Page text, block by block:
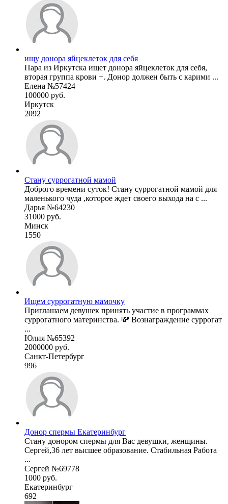
ищу донора яйцеклеток для себя
Пара из Иркутска ищет донора яйцеклеток для себя,
вторая группа крови +. Донор должен быть с карими ...
Елена №57424
100000 руб.
Иркутск
2092
Стану суррогатной мамой
Доброго времени суток! Стану суррогатной мамой для
маленького чуда ,которое ждет своего выхода на с ...
Дарья №64230
31000 руб.
Минск
1550
Ищем суррогатную мамочку
Приглашаем девушек принять участие в программах
суррогатного материнства. 💸 Вознаграждение суррогат
...
Юлия №65392
2000000 руб.
Санкт-Петербург
996
Донор спермы Екатеринбург
Стану донором спермы для Вас девушки, женщины.
Сергей,36 лет высшее образование. Стабильная Работа
...
Сергей №69778
1000 руб.
Екатеринбург
692